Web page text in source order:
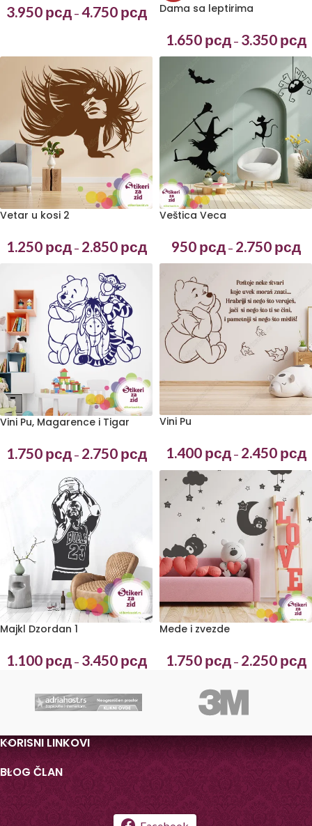
3.950 рсд – 4.750 рсд Dama sa leptirima
1.650 рсд – 3.350 рсд
Vetar u kosi 2
1.250 рсд – 2.850 рсд
Veštica Veca
950 рсд – 2.750 рсд
Vini Pu, Magarence i Tigar
1.750 рсд – 2.750 рсд
Vini Pu
1.400 рсд – 2.450 рсд
Majkl Dzordan 1
1.100 рсд – 3.450 рсд
Mede i zvezde
1.750 рсд – 2.250 рсд
KORISNI LINKOVI
BLOG ČLAN